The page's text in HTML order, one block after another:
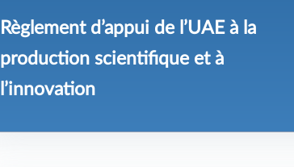
Règlement d’appui de l’UAE à la
production scientifique et à
l’innovation